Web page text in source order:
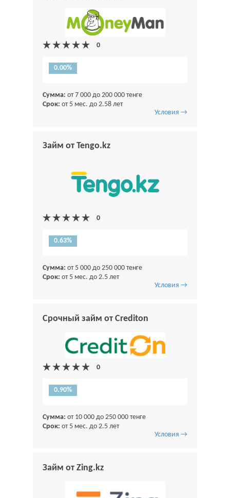
0.00%
Сумма: от 7 000 до 200 000 тенге
Срок: от 5 мес. до 2.58 лет
Условия →
Займ от Tengo.kz
0.63%
Сумма: от 5 000 до 250 000 тенге
Срок: от 5 мес. до 2.5 лет
Условия →
Срочный займ от Crediton
0.90%
Сумма: от 10 000 до 250 000 тенге
Срок: от 5 мес. до 2.5 лет
Условия →
Займ от Zing.kz